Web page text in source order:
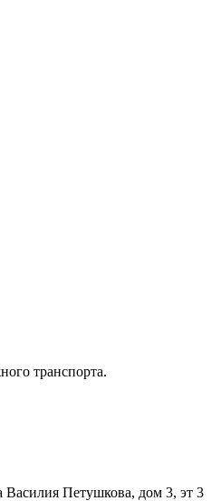
транспорта.
Василия Петушкова, дом 3, эт 3